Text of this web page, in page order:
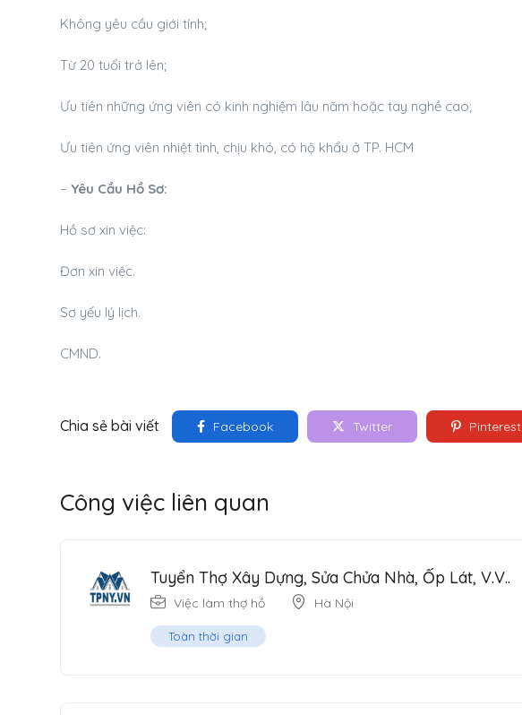
Không yêu cầu giới tính;
Từ 20 tuổi trở lên;
Ưu tiên những ứng viên có kinh nghiệm lâu năm hoặc tay nghề cao;
Ưu tiên ứng viên nhiệt tình, chịu khó, có hộ khẩu ở TP. HCM
– Yêu Cầu Hồ Sơ:
Hồ sơ xin việc:
Đơn xin việc.
Sơ yếu lý lịch.
CMND.
Chia sẻ bài viết Facebook Twitter Pinterest
Công việc liên quan
Tuyển Thợ Xây Dựng, Sửa Chửa Nhà, Ốp Lát, V.V..
Việc làm thợ hồ Hà Nội
Toàn thời gian